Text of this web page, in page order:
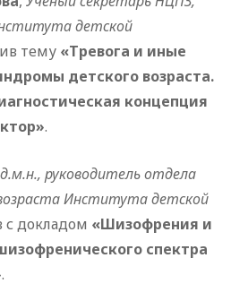
детской
тему «Тревога и иные
детского возраста.
концепция
.
д.м.н., руководитель отдела
Института детской
с докладом «Шизофрения и
спектра
.